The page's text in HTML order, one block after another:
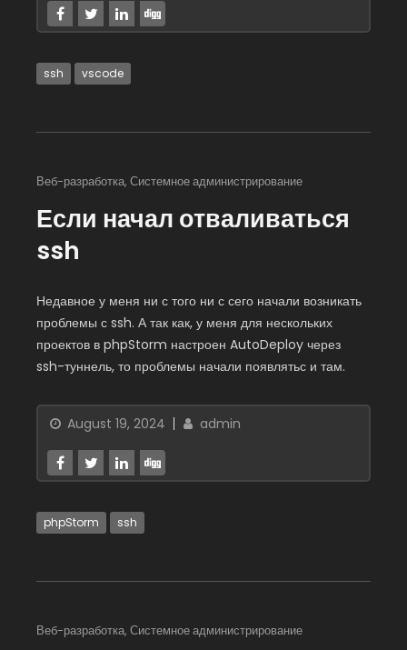
ssh vscode
Веб-разработка, Системное администрирование
Если начал отваливаться
ssh
Недавное у меня ни с того ни с сего начали возникать
проблемы с ssh. А так как, у меня для нескольких
проектов в phpStorm настроен AutoDeploy через
ssh-туннель, то проблемы начали появлятьс и там.
August 19, 2024 admin
phpStorm ssh
Веб-разработка, Системное администрирование